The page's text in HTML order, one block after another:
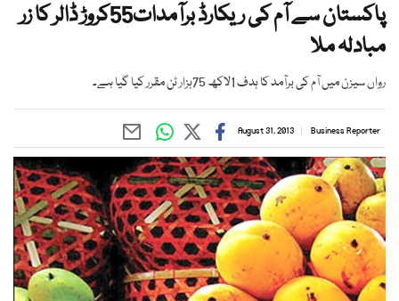
پاکستان سے آم کی ریکارڈ برآمدات55کروڑ ڈالر کا زر
مبادلہ ملا
رواں سیزن میں آم کی برآمد کا ہدف 1لاکھ 75ہزار ٹن مقرر کیا گیا ہے۔
Business Reporter
August 31, 2013